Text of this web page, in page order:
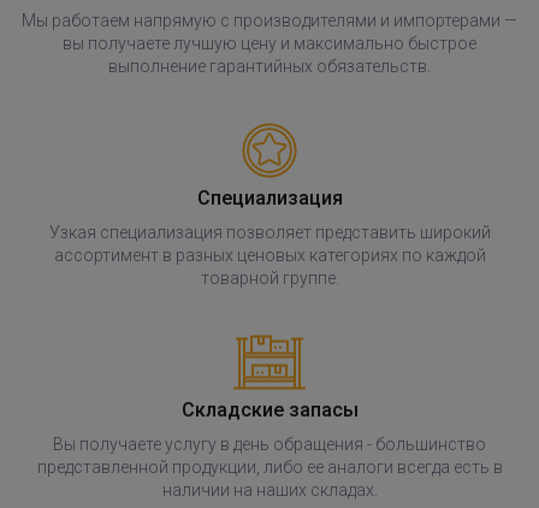
Мы работаем напрямую с производителями и импортерами —
вы получаете лучшую цену и максимально быстрое
выполнение гарантийных обязательств.
Специализация
Узкая специализация позволяет представить широкий
ассортимент в разных ценовых категориях по каждой
товарной группе.
Складские запасы
Вы получаете услугу в день обращения - большинство
представленной продукции, либо ее аналоги всегда есть в
наличии на наших складах.